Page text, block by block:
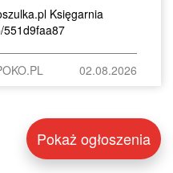
Księgarnia
551d9faa87
02.08.2026
Pokaż ogłoszenia